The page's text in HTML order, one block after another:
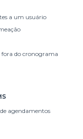
a um usuário
do cronograma
agendamentos